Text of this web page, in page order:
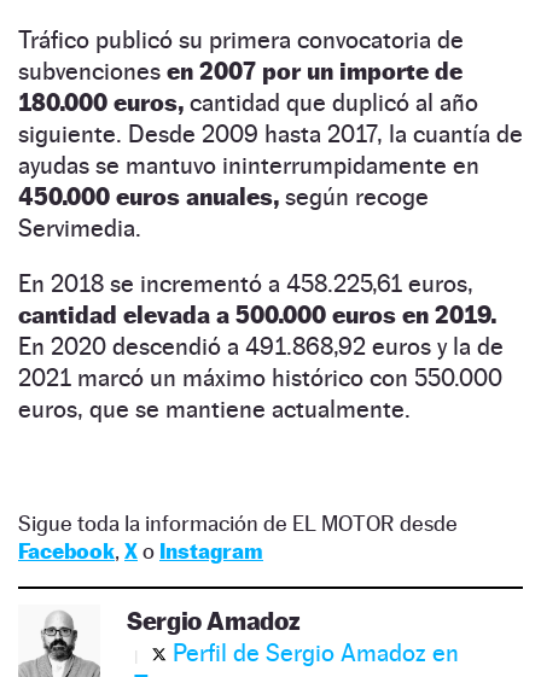
Tráfico publicó su primera convocatoria de
subvenciones en 2007 por un importe de
180.000 euros, cantidad que duplicó al año
siguiente. Desde 2009 hasta 2017, la cuantía de
ayudas se mantuvo ininterrumpidamente en
450.000 euros anuales, según recoge
Servimedia.
En 2018 se incrementó a 458.225,61 euros,
cantidad elevada a 500.000 euros en 2019.
En 2020 descendió a 491.868,92 euros y la de
2021 marcó un máximo histórico con 550.000
euros, que se mantiene actualmente.
Sigue toda la información de EL MOTOR desde
Facebook, Xo Instagram
Sergio Amadoz
Perfil de Sergio Amadoz en